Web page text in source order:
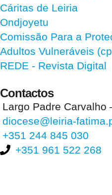
Cáritas de Leiria
Ondjoyetu
Comissão Para a
Adultos Vulneráveis
REDE - Revista Digital
Contactos
Largo Padre
diocese@leiria-
+351 244 845 030
+351 961 522 268